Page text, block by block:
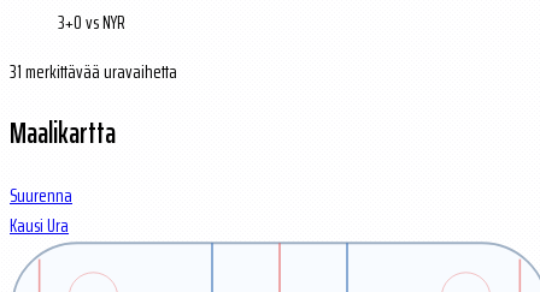
3+0 vs NYR
31 merkittävää uravaihetta
Maalikartta
Suurenna
KausiUra